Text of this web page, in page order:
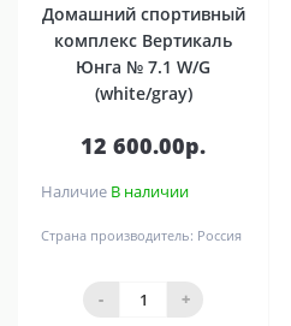
Домашний спортивный
комплекс Вертикаль
Юнга № 7.1 W/G
(white/gray)
12 600.00р.
Наличие В наличии
Страна производитель: Россия
- +